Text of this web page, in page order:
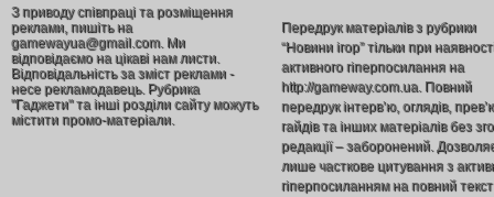
З приводу співпраці та розміщення
реклами, пишіть на
gamewayua@gmail.com. Ми
відповідаємо на цікаві нам листи.
Відповідальність за зміст реклами -
несе рекламодавець. Рубрика
"Гаджети" та інші розділи сайту можуть
містити промо-матеріали.
Передрук матеріалів з рубрики
“Новини ігор” тільки при
активного гіперпосилання на
http://gameway.com.ua. Повний
передрук інтерв’ю, оглядів,
гайдів та інших матеріалів без
редакції – заборонений.
лише часткове цитування з
гіперпосиланням на повний текст